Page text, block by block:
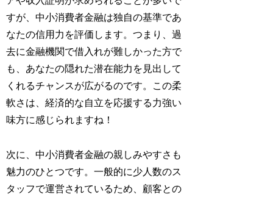
すが、中小消費者金融は独自の基準であ
なたの信用力を評価します。つまり、過
去に金融機関で借入れが難しかった方で
も、あなたの隠れた潜在能力を見出して
くれるチャンスが広がるのです。この柔
軟さは、経済的な自立を応援する力強い
味方に感じられますね！
次に、中小消費者金融の親しみやすさも
魅力のひとつです。一般的に少人数のス
タッフで運営されているため、顧客との